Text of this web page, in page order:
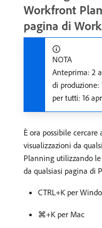
Workfront
pagina di
NOTA
Anteprima: 2
di produzione:
per tutti: 16
È ora possibile
visualizzazioni da
Planning utilizzando
da qualsiasi pagina di
CTRL+K per
⌘+K per Mac